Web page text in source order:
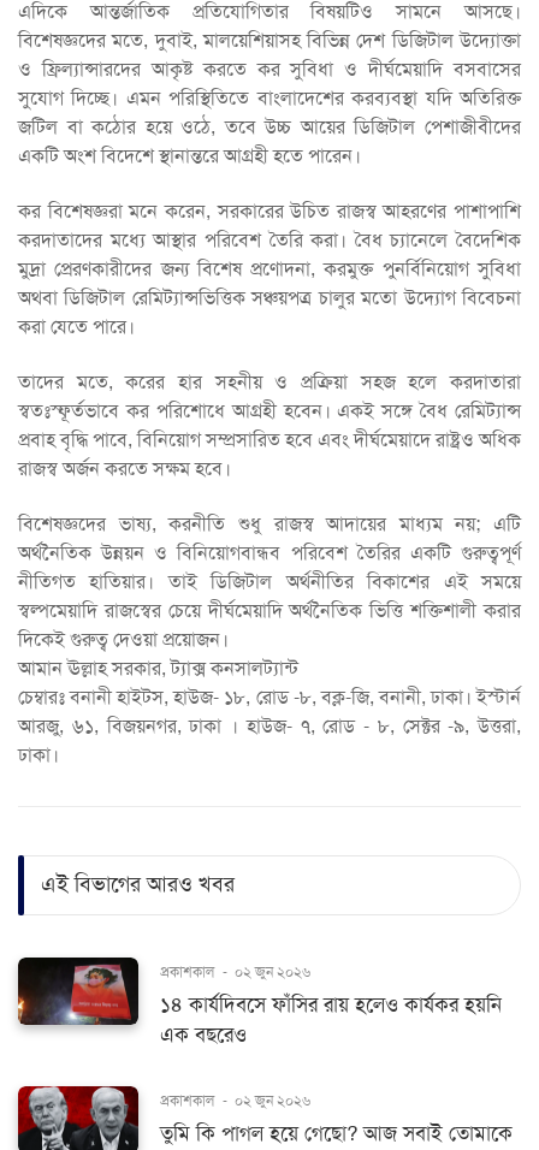
এদিকে আন্তর্জাতিক প্রতিযোগিতার বিষয়টিও সামনে আসছে।
বিশেষজ্ঞদের মতে, দুবাই, মালয়েশিয়াসহ বিভিন্ন দেশ ডিজিটাল উদ্যোক্তা
ও ফ্রিল্যান্সারদের আকৃষ্ট করতে কর সুবিধা ও দীর্ঘমেয়াদি বসবাসের
সুযোগ দিচ্ছে। এমন পরিস্থিতিতে বাংলাদেশের করব্যবস্থা যদি অতিরিক্ত
জটিল বা কঠোর হয়ে ওঠে, তবে উচ্চ আয়ের ডিজিটাল পেশাজীবীদের
একটি অংশ বিদেশে স্থানান্তরে আগ্রহী হতে পারেন।
কর বিশেষজ্ঞরা মনে করেন, সরকারের উচিত রাজস্ব আহরণের পাশাপাশি
করদাতাদের মধ্যে আস্থার পরিবেশ তৈরি করা। বৈধ চ্যানেলে বৈদেশিক
মুদ্রা প্রেরণকারীদের জন্য বিশেষ প্রণোদনা, করমুক্ত পুনর্বিনিয়োগ সুবিধা
অথবা ডিজিটাল রেমিট্যান্সভিত্তিক সঞ্চয়পত্র চালুর মতো উদ্যোগ বিবেচনা
করা যেতে পারে।
তাদের মতে, করের হার সহনীয় ও প্রক্রিয়া সহজ হলে করদাতারা
স্বতঃস্ফূর্তভাবে কর পরিশোধে আগ্রহী হবেন। একই সঙ্গে বৈধ রেমিট্যান্স
প্রবাহ বৃদ্ধি পাবে, বিনিয়োগ সম্প্রসারিত হবে এবং দীর্ঘমেয়াদে রাষ্ট্রও অধিক
রাজস্ব অর্জন করতে সক্ষম হবে।
বিশেষজ্ঞদের ভাষ্য, করনীতি শুধু রাজস্ব আদায়ের মাধ্যম নয়; এটি
অর্থনৈতিক উন্নয়ন ও বিনিয়োগবান্ধব পরিবেশ তৈরির একটি গুরুত্বপূর্ণ
নীতিগত হাতিয়ার। তাই ডিজিটাল অর্থনীতির বিকাশের এই সময়ে
স্বল্পমেয়াদি রাজস্বের চেয়ে দীর্ঘমেয়াদি অর্থনৈতিক ভিত্তি শক্তিশালী করার
দিকেই গুরুত্ব দেওয়া প্রয়োজন।
আমান ঊল্লাহ সরকার, ট্যাক্স কনসালট্যান্ট
চেম্বারঃ বনানী হাইটস, হাউজ- ১৮, রোড -৮, বক্ল-জি, বনানী, ঢাকা। ইস্টার্ন
আরজু, ৬১, বিজয়নগর, ঢাকা । হাউজ- ৭, রোড - ৮, সেক্টর -৯, উত্তরা,
ঢাকা।
এই বিভাগের আরও খবর
প্রকাশকাল - ০২ জুন ২০২৬
১৪ কার্যদিবসে ফাঁসির রায় হলেও কার্যকর হয়নি
এক বছরেও
প্রকাশকাল - ০২ জুন ২০২৬
তুমি কি পাগল হয়ে গেছো? আজ সবাই তোমাকে